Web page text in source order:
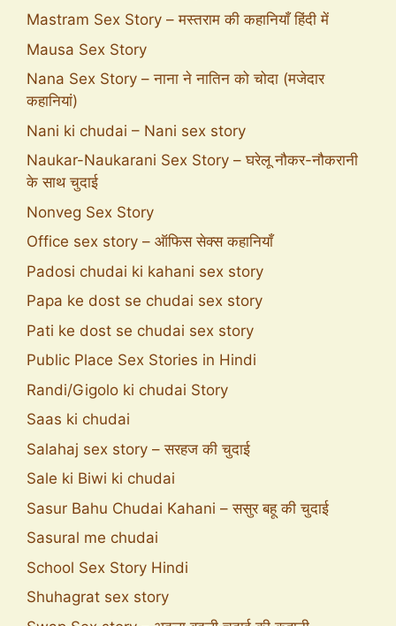
Mastram Sex Story – मस्तराम की कहानियाँ हिंदी में
Mausa Sex Story
Nana Sex Story – नाना ने नातिन को चोदा (मजेदार
कहानियां)
Nani ki chudai – Nani sex story
Naukar-Naukarani Sex Story – घरेलू नौकर-नौकरानी
के साथ चुदाई
Nonveg Sex Story
Office sex story – ऑफिस सेक्स कहानियाँ
Padosi chudai ki kahani sex story
Papa ke dost se chudai sex story
Pati ke dost se chudai sex story
Public Place Sex Stories in Hindi
Randi/Gigolo ki chudai Story
Saas ki chudai
Salahaj sex story – सरहज की चुदाई
Sale ki Biwi ki chudai
Sasur Bahu Chudai Kahani – ससुर बहू की चुदाई
Sasural me chudai
School Sex Story Hindi
Shuhagrat sex story